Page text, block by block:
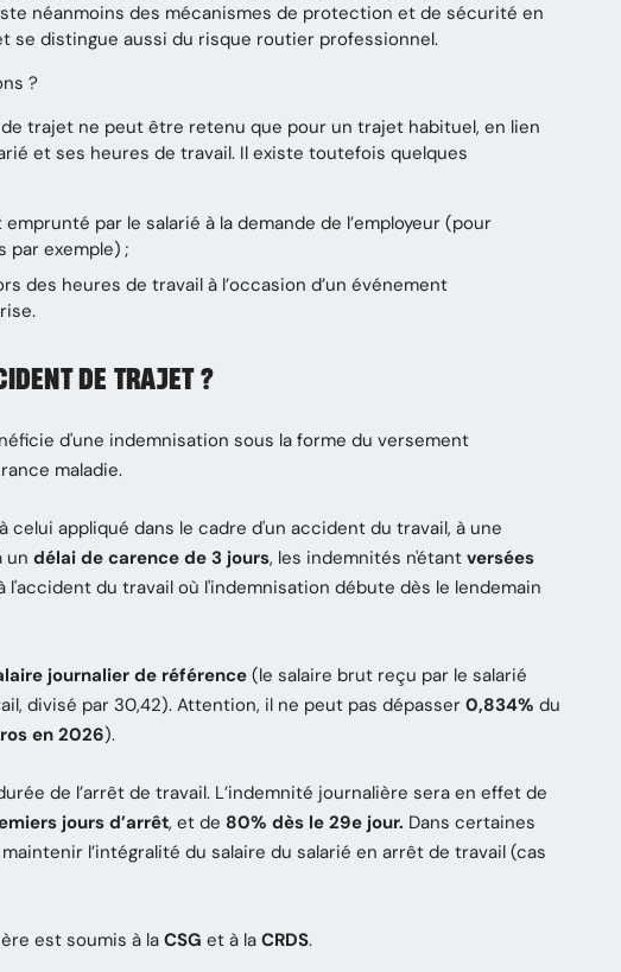
néanmoins des mécanismes de protection et de sécurité en
se distingue aussi du risque routier professionnel.
?
trajet ne peut être retenu que pour un trajet habituel, en lien
et ses heures de travail. Il existe toutefois quelques
par le salarié à la demande de l’employeur (pour
par exemple) ;
des heures de travail à l’occasion d’un événement
DE TRAJET ?
d'une indemnisation sous la forme du versement
maladie.
appliqué dans le cadre d'un accident du travail, à une
un délai de carence de 3 jours, les indemnités n'étant versées
l'accident du travail où l'indemnisation débute dès le lendemain
journalier de référence(le salaire brut reçu par le salarié
divisé par 30,42). Attention, il ne peut pas dépasser 0,834% du
en 2026).
de l’arrêt de travail. L’indemnité journalière sera en effet de
jours d’arrêt, et de 80% dès le 29e jour. Dans certaines
l’intégralité du salaire du salarié en arrêt de travail (cas
est soumis à la CSG et à la CRDS.